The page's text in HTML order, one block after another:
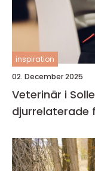
inspiration
02. December 2025
Veterinär i
djurrelaterade